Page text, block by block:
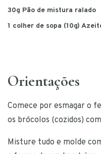
Orientações
Comece por esmagar o
os brócolos (cozidos)
Misture tudo e molde
30g Pão de mistura ralado
1 colher de sopa (10g)